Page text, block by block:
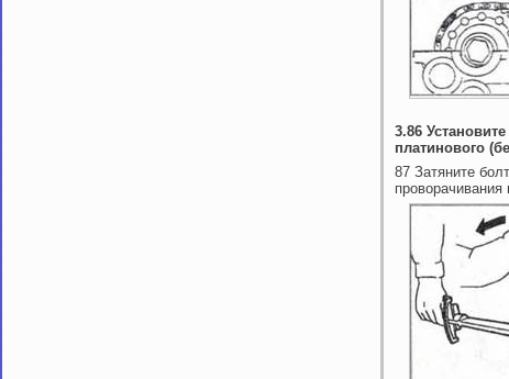
3.86
платинового
87 Затяните